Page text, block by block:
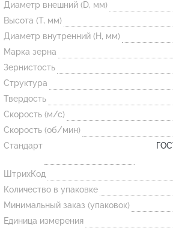
Огнеупорные
изделия
Скачать каталог
Тигель
Муфель
Черпак
Шербер
Трубка
Стержень
Пробка
Подставка
Диаметр внешний (D, мм)
Высота (T, мм)
Диаметр внутренний (H, мм)
Марка зерна
Зернистость
Структура
Твердость
Скорость (м/с)
Скорость (об/мин)
Стандарт
ШтрихКод
Количество в упаковке
Минимальный заказ (упаковок)
Единица измерения